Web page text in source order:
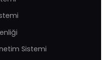
Sistemi